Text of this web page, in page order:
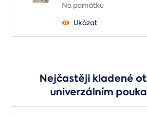
Na památku
Ukázat
Nejčastěji kladené
univerzálním